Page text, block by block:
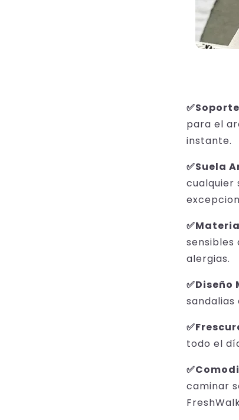
para el
instante.
✅Suela
cualquier
sensibles
alergias.
✅Diseño
sandalias
todo el
caminar